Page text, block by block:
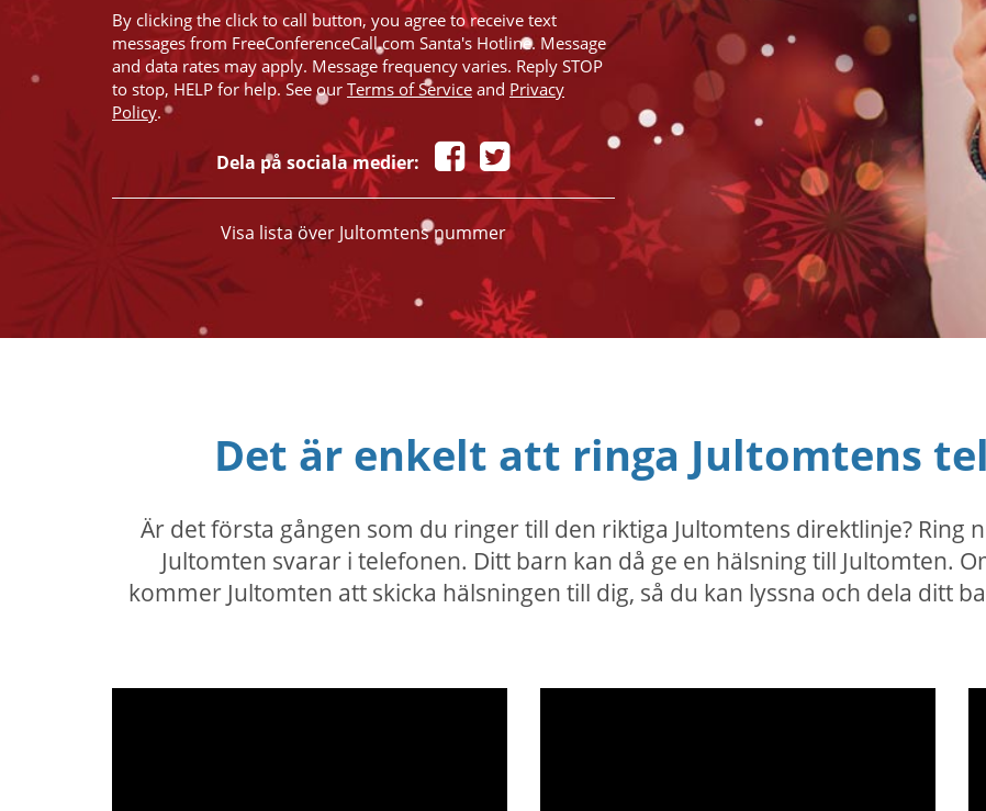
By clicking the click to call button, you agree to receive text
messages from FreeConferenceCall.com Santa's Hotline. Message
and data rates may apply. Message frequency varies. Reply STOP
to stop, HELP for help. See our Terms of Service and Privacy
Policy.
Dela på sociala medier:
Visa lista över Jultomtens nummer
Det är enkelt att ringa Jultomtens
Är det första gången som du ringer till den riktiga Jultomtens direktlinje? Ring
Jultomten svarar i telefonen. Ditt barn kan då ge en hälsning till Jultomten.
kommer Jultomten att skicka hälsningen till dig, så du kan lyssna och dela ditt